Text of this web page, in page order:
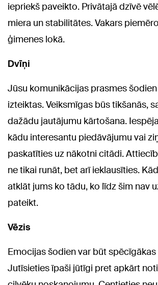
iepriekš paveikto. Privātajā dzīvē
miera un stabilitātes. Vakars
ģimenes lokā.
Dvīņi
Jūsu komunikācijas prasmes
izteiktas. Veiksmīgas būs tikšanās,
dažādu jautājumu kārtošana.
kādu interesantu piedāvājumu vai
paskatīties uz nākotni citādi.
ne tikai runāt, bet arī ieklausīties.
atklāt jums ko tādu, ko līdz šim nav
pateikt.
Vēzis
Emocijas šodien var būt
Jutīsieties īpaši jūtīgi pret apkārt